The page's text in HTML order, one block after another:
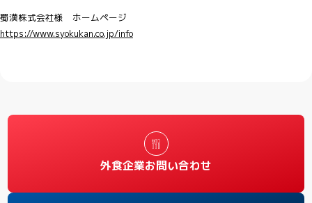
蜀漢株式会社様 ホームページ
https://www.syokukan.co.jp/info
外食企業お問い合わせ